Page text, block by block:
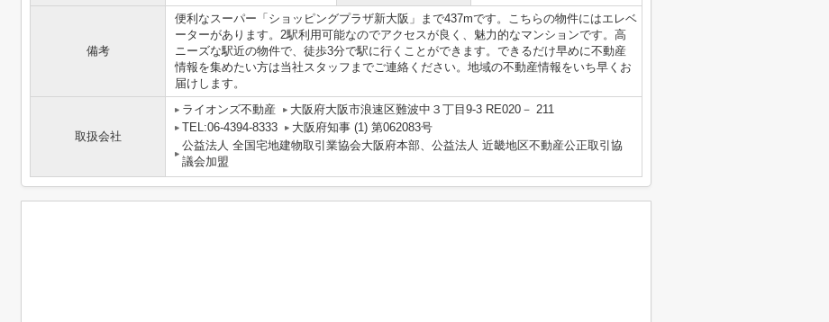
備考
便利なスーパー「ショッピングプラザ新大阪」まで437mです。こちらの物件にはエレベ
ーターがあります。2駅利用可能なのでアクセスが良く、魅力的なマンションです。高
ニーズな駅近の物件で、徒歩3分で駅に行くことができます。できるだけ早めに不動産
情報を集めたい方は当社スタッフまでご連絡ください。地域の不動産情報をいち早くお
届けします。
取扱会社
ライオンズ不動産
大阪府大阪市浪速区難波中３丁目9-3 RE020－ 211
TEL:06-4394-8333
大阪府知事 (1) 第062083号
公益法人 全国宅地建物取引業協会大阪府本部、公益法人 近畿地区不動産公正取引協
議会加盟